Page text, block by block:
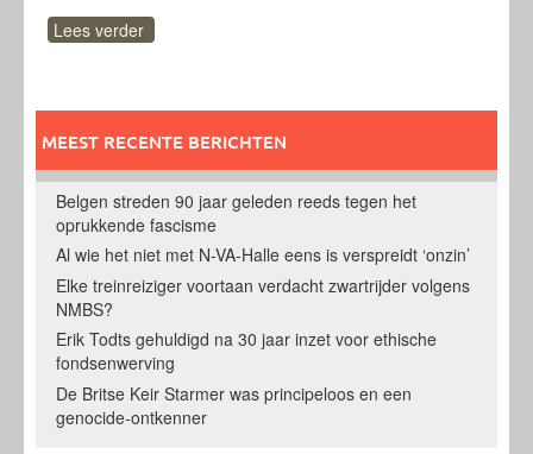
Lees verder
MEEST RECENTE BERICHTEN
Belgen streden 90 jaar geleden reeds tegen het
oprukkende fascisme
Al wie het niet met N-VA-Halle eens is verspreidt ‘onzin’
Elke treinreiziger voortaan verdacht zwartrijder volgens
NMBS?
Erik Todts gehuldigd na 30 jaar inzet voor ethische
fondsenwerving
De Britse Keir Starmer was principeloos en een
genocide-ontkenner